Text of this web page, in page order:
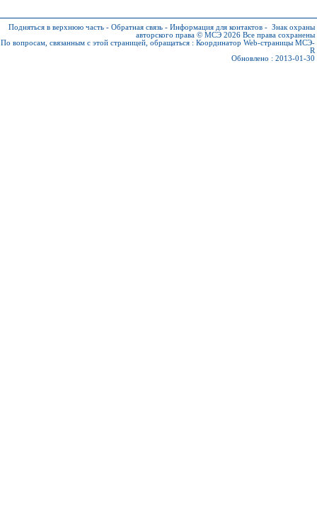
Подняться в верхнюю часть - Обратная связь - Информация для контактов - Знак охраны
авторского права © МСЭ 2026 Все права сохранены
По вопросам, связанным с этой страницей, обращаться : Координатор Web-страницы МСЭ-
R
Обновлено : 2013-01-30